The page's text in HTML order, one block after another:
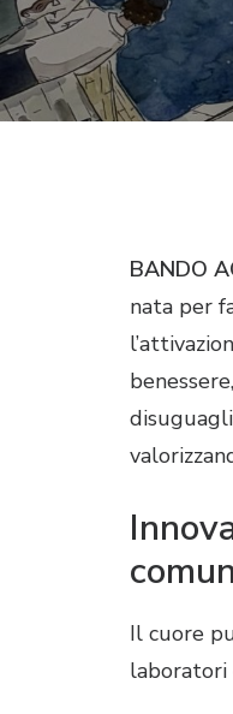
BANDO
nata per
Il cuore